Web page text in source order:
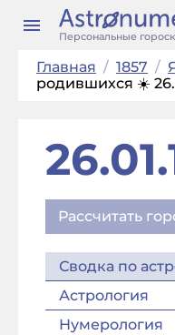
Персональные
Главная / 1857 /
родившихся ☀️
Рассчитать
Сводка по
Астрология
Нумерология